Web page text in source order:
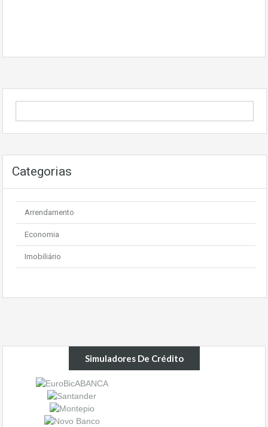
Categorias
Arrendamento
Economia
Imobiliário
Simuladores De Crédito